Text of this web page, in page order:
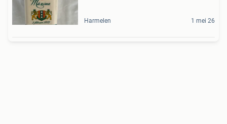
Harmelen 1 mei 26